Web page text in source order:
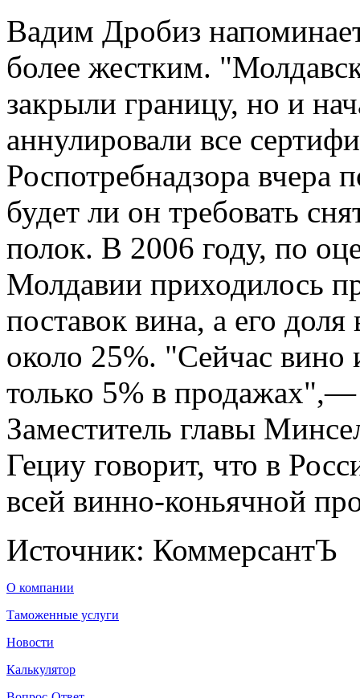
Вадим Дробиз
более жестким.
закрыли границу, но и
аннулировали все
Роспотребнадзора вчера
будет ли он требовать
полок. В 2006 году, по
Молдавии приходилось
поставок вина, а его
около 25%. "Сейчас вино
только 5% в продажах",—
Заместитель главы
Гециу говорит, что в
всей винно-коньячной
Источник: КоммерсантЪ
О компании
Таможенные услуги
Новости
Калькулятор